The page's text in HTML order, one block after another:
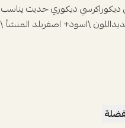
ديكوري حديث